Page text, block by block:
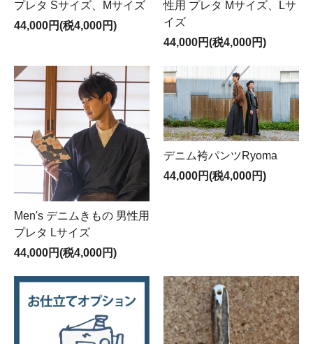
プレタ Sサイズ、Mサイズ
44,000円(税4,000円)
性用 プレタ Mサイズ、Lサ
イズ
44,000円(税4,000円)
Men's デニムきもの 男性用
プレタ Lサイズ
44,000円(税4,000円)
デニム袴パンツRyoma
44,000円(税4,000円)